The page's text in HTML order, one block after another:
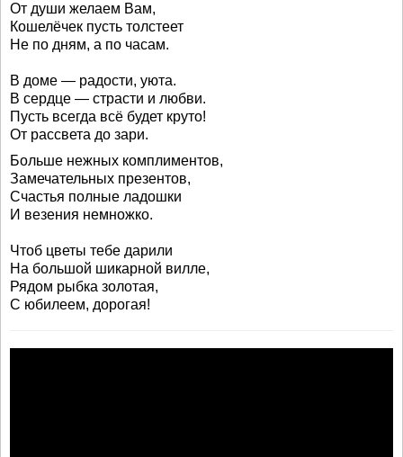
От души желаем Вам,
Кошелёчек пусть толстеет
Не по дням, а по часам.
В доме — радости, уюта.
В сердце — страсти и любви.
Пусть всегда всё будет круто!
От рассвета до зари.
Больше нежных комплиментов,
Замечательных презентов,
Счастья полные ладошки
И везения немножко.
Чтоб цветы тебе дарили
На большой шикарной вилле,
Рядом рыбка золотая,
С юбилеем, дорогая!